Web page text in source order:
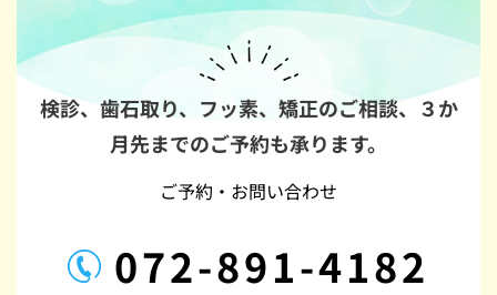
検診、歯石取り、フッ素、矯正のご相談、 ３か
月先までのご予約も承ります。
ご予約・お問い合わせ
072-891-4182